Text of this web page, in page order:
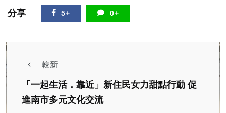
分享 5+ 0+
較新
「一起生活．靠近」新住民女力甜點行動 促
進南市多元文化交流